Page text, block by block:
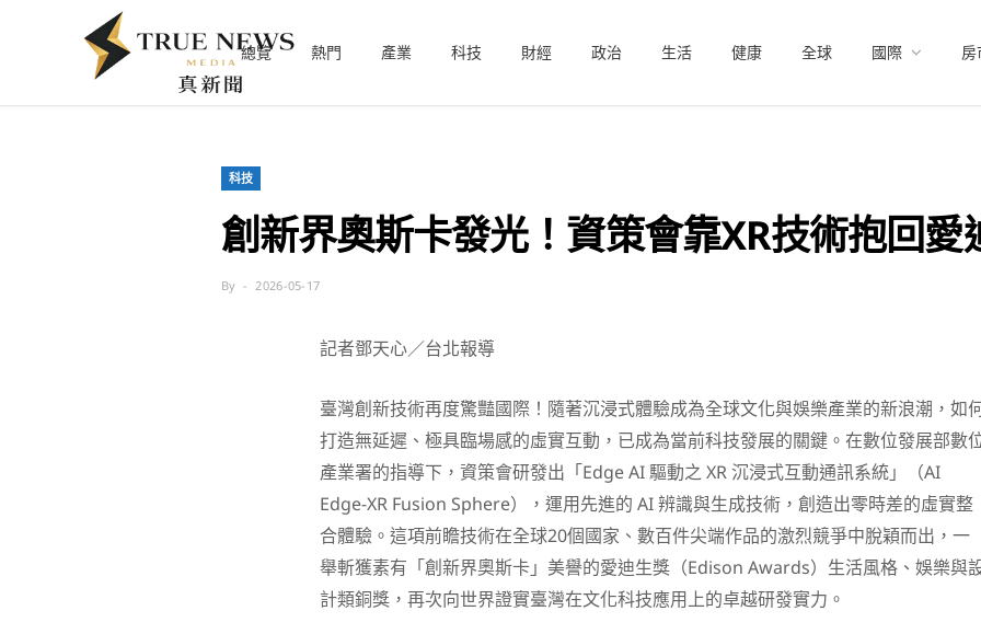
總覽 熱門 產業 科技 財經 政治 生活 健康 全球 國際 房
科技
創新界奧斯卡發光！資策會靠XR技術抱回愛
By 2026-05-17
記者鄧天心／台北報導
臺灣創新技術再度驚豔國際！隨著沉浸式體驗成為全球文化與娛樂產業的新浪潮，如
打造無延遲、極具臨場感的虛實互動，已成為當前科技發展的關鍵。在數位發展部數
產業署的指導下，資策會研發出「Edge AI 驅動之 XR 沉浸式互動通訊系統」（AI
Edge-XR Fusion Sphere），運用先進的 AI 辨識與生成技術，創造出零時差的虛實整
合體驗。這項前瞻技術在全球20個國家、數百件尖端作品的激烈競爭中脫穎而出，一
舉斬獲素有「創新界奧斯卡」美譽的愛迪生獎（Edison Awards）生活風格、娛樂與
計類銅獎，再次向世界證實臺灣在文化科技應用上的卓越研發實力。